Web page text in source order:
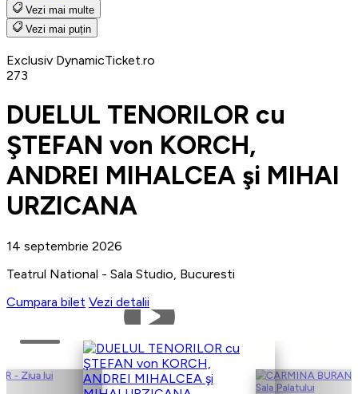
Vezi mai multe
Vezi mai puțin
Exclusiv DynamicTicket.ro
273
DUELUL TENORILOR cu
ŞTEFAN von KORCH,
ANDREI MIHALCEA şi MIHAI
URZICANA
14 septembrie 2026
Teatrul National - Sala Studio, Bucuresti
Cumpara bilet Vezi detalii